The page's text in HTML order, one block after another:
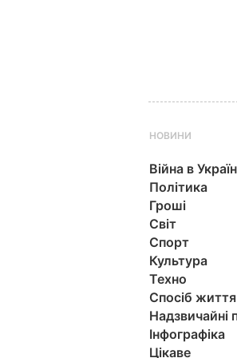
НОВИНИ
Війна в
Політика
Гроші
Світ
Спорт
Культура
Техно
Спосіб життя
Надзвичайні
Інфографіка
Цікаве